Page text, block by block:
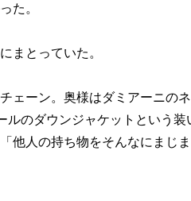
た。
まとっていた。
ェーン。奥様はダミアーニの
ルのダウンジャケットという
他人の持ち物をそんなにまじま